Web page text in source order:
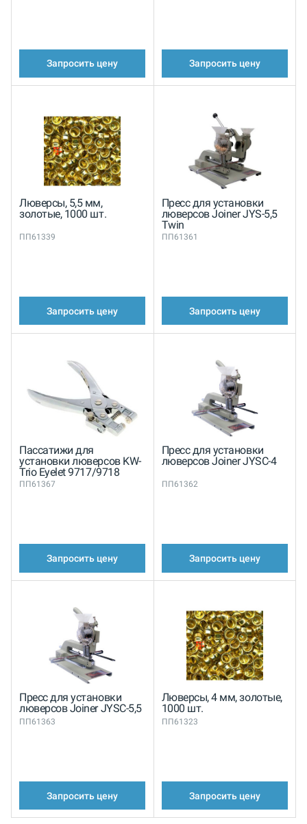
Запросить цену Запросить цену
Люверсы, 5,5 мм,
золотые, 1000 шт.
ПП61339
Запросить цену
Пресс для установки
люверсов Joiner JYS-5,5
Twin
ПП61361
Запросить цену
Пассатижи для
установки люверсов KW-
Trio Eyelet 9717/9718
ПП61367
Запросить цену
Пресс для установки
люверсов Joiner JYSC-4
ПП61362
Запросить цену
Пресс для установки
люверсов Joiner JYSC-5,5
ПП61363
Запросить цену
Люверсы, 4 мм, золотые,
1000 шт.
ПП61323
Запросить цену